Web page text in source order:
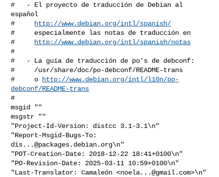
#   - El proyecto de traducción de Debian al
español
#
http://www.debian.org/intl/spanish/
#     especialmente las notas de traducción en
#
http://www.debian.org/intl/spanish/notas
#
#   - La guía de traducción de po's de debconf:
#     /usr/share/doc/po-debconf/README-trans
#     o
http://www.debian.org/intl/l10n/po-
debconf/README-trans
#
msgid ""
msgstr ""
"Project-Id-Version: distcc 3.1-3.1\n"
dis...@packages.debian.org\n"
"POT-Creation-Date: 2018-12-22 18:41+0100\n"
"PO-Revision-Date: 2025-03-11 10:59+0100\n"
"Last-Translator: Camaleón <noela...@gmail.com>\n"